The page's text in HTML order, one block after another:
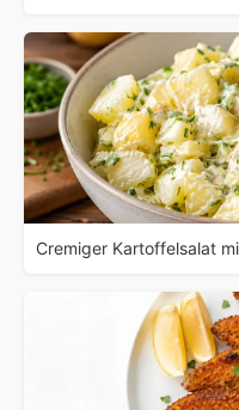
Cremiger Kartoffelsalat